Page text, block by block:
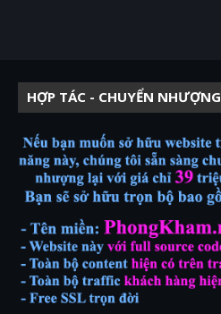
HỢP TÁC - CHUYỂN NHƯỢNG